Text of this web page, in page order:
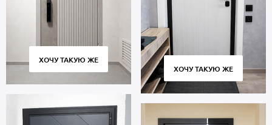
ХОЧУ ТАКУЮ ЖЕ
ХОЧУ ТАКУЮ ЖЕ